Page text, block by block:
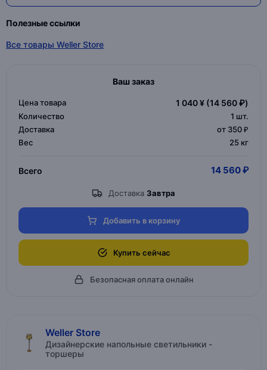
Полезные ссылки
Все товары Weller Store
Ваш заказ
Цена товара 1 040 ¥ (14 560 ₽)
Количество 1 шт.
Доставка
от 350 ₽
Вес
25 кг
Всего 14 560 ₽
Доставка Завтра
Добавить в корзину
Купить сейчас
Безопасная оплата онлайн
Weller Store
Дизайнерские напольные светильники -
торшеры